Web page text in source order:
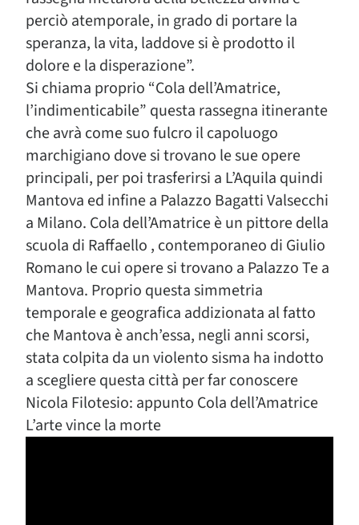
perciò atemporale, in grado di portare la
speranza, la vita, laddove si è prodotto il
dolore e la disperazione”.
Si chiama proprio “Cola dell’Amatrice,
l’indimenticabile” questa rassegna itinerante
che avrà come suo fulcro il capoluogo
marchigiano dove si trovano le sue opere
principali, per poi trasferirsi a L’Aquila quindi
Mantova ed infine a Palazzo Bagatti Valsecchi
a Milano. Cola dell’Amatrice è un pittore della
scuola di Raffaello , contemporaneo di Giulio
Romano le cui opere si trovano a Palazzo Te a
Mantova. Proprio questa simmetria
temporale e geografica addizionata al fatto
che Mantova è anch’essa, negli anni scorsi,
stata colpita da un violento sisma ha indotto
a scegliere questa città per far conoscere
Nicola Filotesio: appunto Cola dell’Amatrice
L’arte vince la morte